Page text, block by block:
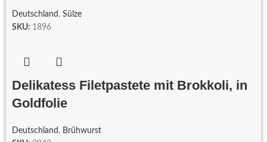
Deutschland , Sülze
SKU: 1896
Delikatess Filetpastete mit Brokkoli, in
Goldfolie
Deutschland , Brühwurst